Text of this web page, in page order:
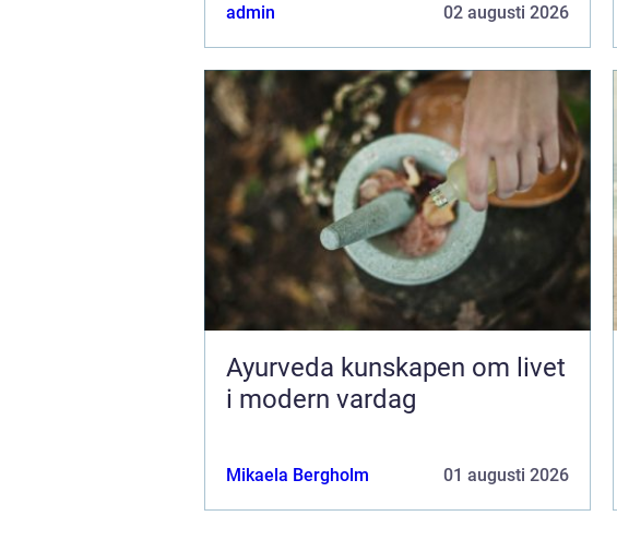
admin 02 augusti 2026
Ayurveda kunskapen om livet
i modern vardag
Mikaela Bergholm 01 augusti 2026